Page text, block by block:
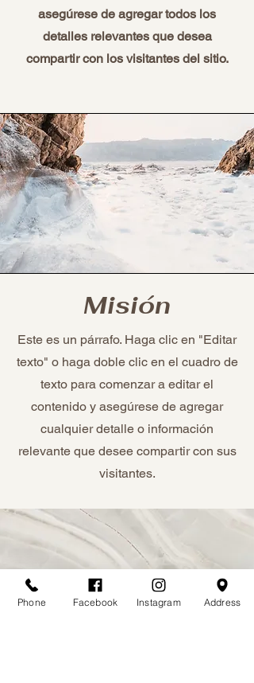
asegúrese de agregar todos los
detalles relevantes que desea
compartir con los visitantes del sitio.
Misión
Este es un párrafo. Haga clic en "Editar
texto" o haga doble clic en el cuadro de
texto para comenzar a editar el
contenido y asegúrese de agregar
cualquier detalle o información
relevante que desee compartir con sus
visitantes.
Phone Facebook Instagram Address